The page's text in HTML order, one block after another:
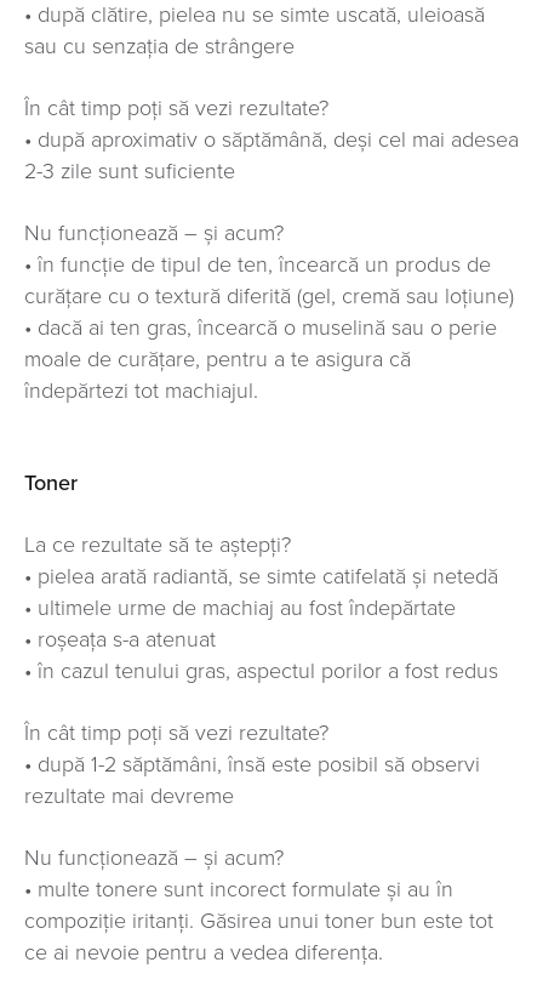
• după clătire, pielea nu se simte uscată, uleioasă
sau cu senzația de strângere
În cât timp poți să vezi rezultate?
• după aproximativ o săptămână, deși cel mai adesea
2-3 zile sunt suficiente
Nu funcționează – și acum?
• în funcție de tipul de ten, încearcă un produs de
curățare cu o textură diferită (gel, cremă sau loțiune)
• dacă ai ten gras, încearcă o muselină sau o perie
moale de curățare, pentru a te asigura că
îndepărtezi tot machiajul.
Toner
La ce rezultate să te aștepți?
• pielea arată radiantă, se simte catifelată și netedă
• ultimele urme de machiaj au fost îndepărtate
• roșeața s-a atenuat
• în cazul tenului gras, aspectul porilor a fost redus
În cât timp poți să vezi rezultate?
• după 1-2 săptămâni, însă este posibil să observi
rezultate mai devreme
Nu funcționează – și acum?
• multe tonere sunt incorect formulate și au în
compoziție iritanți. Găsirea unui toner bun este tot
ce ai nevoie pentru a vedea diferența.